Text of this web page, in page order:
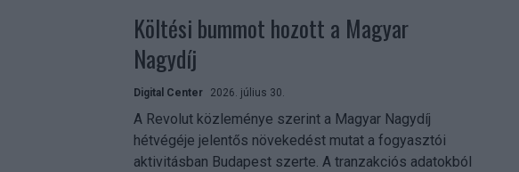
Költési bummot hozott a Magyar
Nagydíj
Digital Center 2026. július 30.
A Revolut közleménye szerint a Magyar Nagydíj
hétvégéje jelentős növekedést mutat a fogyasztói
aktivitásban Budapest szerte. A tranzakciós adatokból